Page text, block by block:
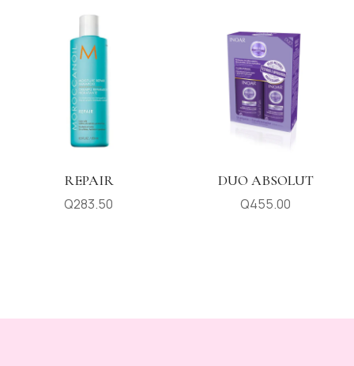
REPAIR
Q283.50
DUO ABSOLUT
Q455.00